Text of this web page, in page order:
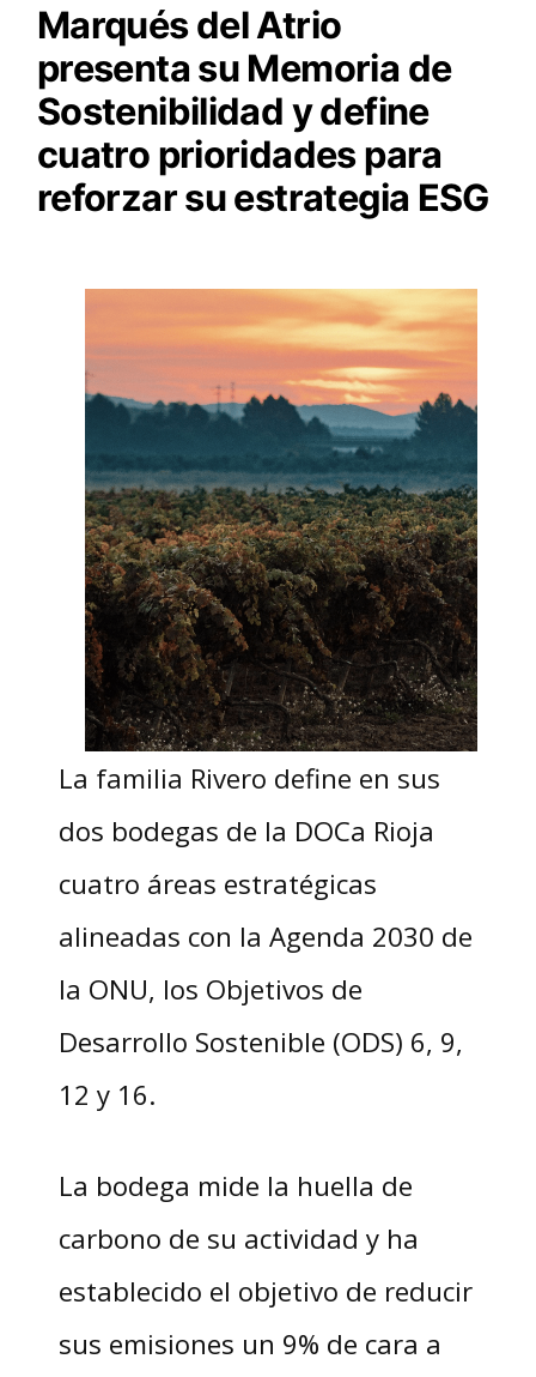
Marqués del Atrio
presenta su Memoria de
Sostenibilidad y define
cuatro prioridades para
reforzar su estrategia ESG
La familia Rivero define en sus
dos bodegas de la DOCa Rioja
cuatro áreas estratégicas
alineadas con la Agenda 2030 de
la ONU, los Objetivos de
Desarrollo Sostenible (ODS) 6, 9,
12 y 16.
La bodega mide la huella de
carbono de su actividad y ha
establecido el objetivo de reducir
sus emisiones un 9% de cara a